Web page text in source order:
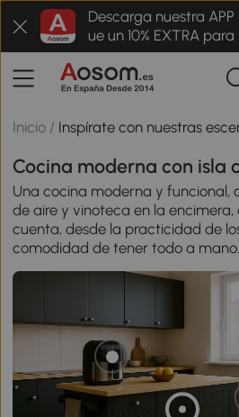
Descarga nuestra APP
ue un 10% EXTRA
r pedido
Inicio / Inspírate con nuestras
Cocina moderna con isla
Una cocina moderna y funcional,
de aire y vinoteca en la
cuenta, desde la practicidad de
comodidad de tener todo a mano.